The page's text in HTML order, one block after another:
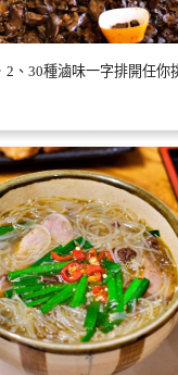
2、30種滷味一字排開任你